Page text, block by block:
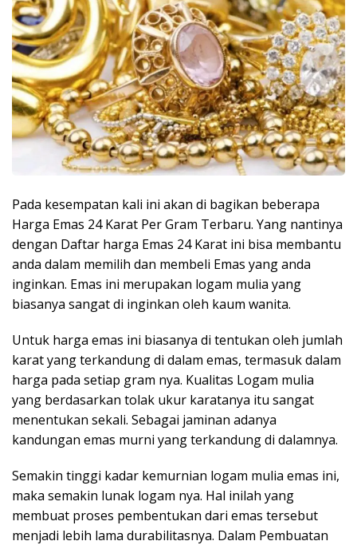
Pada kesempatan kali ini akan di bagikan beberapa
Harga Emas 24 Karat Per Gram Terbaru. Yang nantinya
dengan Daftar harga Emas 24 Karat ini bisa membantu
anda dalam memilih dan membeli Emas yang anda
inginkan. Emas ini merupakan logam mulia yang
biasanya sangat di inginkan oleh kaum wanita.
Untuk harga emas ini biasanya di tentukan oleh jumlah
karat yang terkandung di dalam emas, termasuk dalam
harga pada setiap gram nya. Kualitas Logam mulia
yang berdasarkan tolak ukur karatanya itu sangat
menentukan sekali. Sebagai jaminan adanya
kandungan emas murni yang terkandung di dalamnya.
Semakin tinggi kadar kemurnian logam mulia emas ini,
maka semakin lunak logam nya. Hal inilah yang
membuat proses pembentukan dari emas tersebut
menjadi lebih lama durabilitasnya. Dalam Pembuatan